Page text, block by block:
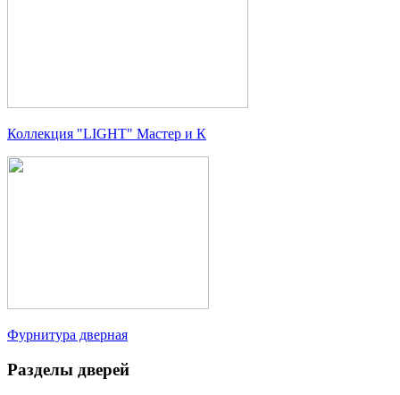
Коллекция "LIGHT" Мастер и К
Фурнитура дверная
Разделы дверей